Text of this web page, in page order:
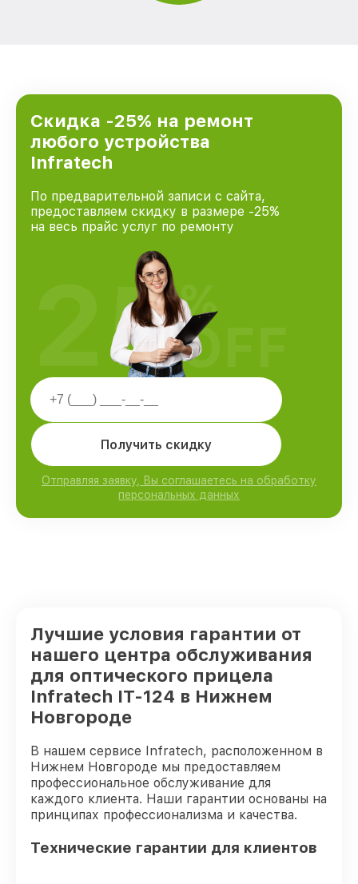
Скидка -25% на ремонт
любого устройства
Infratech
По предварительной записи с сайта,
предоставляем скидку в размере -25%
на весь прайс услуг по ремонту
Получить скидку
Отправляя заявку, Вы соглашаетесь на обработку
персональных данных
25%
OFF
Лучшие условия гарантии от
нашего центра обслуживания
для оптического прицела
Infratech IT-124 в Нижнем
Новгороде
В нашем сервисе Infratech, расположенном в
Нижнем Новгороде мы предоставляем
профессиональное обслуживание для
каждого клиента. Наши гарантии основаны на
принципах профессионализма и качества.
Технические гарантии для клиентов